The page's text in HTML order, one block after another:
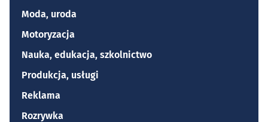
Moda, uroda
Motoryzacja
Nauka, edukacja, szkolnictwo
Produkcja, usługi
Reklama
Rozrywka